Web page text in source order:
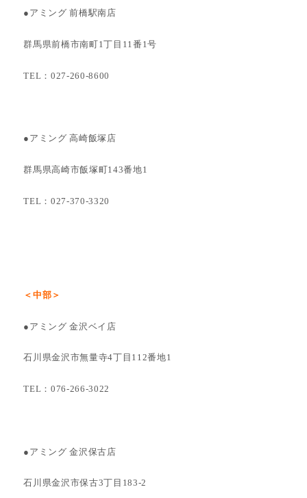
●アミング 前橋駅南店
群馬県前橋市南町1丁目11番1号
TEL：027-260-8600
●アミング 高崎飯塚店
群馬県高崎市飯塚町143番地1
TEL：027-370-3320
＜中部＞
●アミング 金沢ベイ店
石川県金沢市無量寺4丁目112番地1
TEL：076-266-3022
●アミング 金沢保古店
石川県金沢市保古3丁目183-2